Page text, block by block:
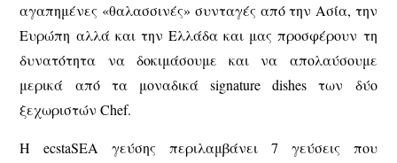
αγαπημένες «θαλασσινές» συνταγές από την Ασία, την
Ευρώπη αλλά και την Ελλάδα και μας προσφέρουν τη
δυνατότητα να δοκιμάσουμε και να απολαύσουμε
μερικά από τα μοναδικά signature dishes των δύο
ξεχωριστών Chef.
HecstaSEA
γεύσης περιλαμβάνει 7 γεύσεις που